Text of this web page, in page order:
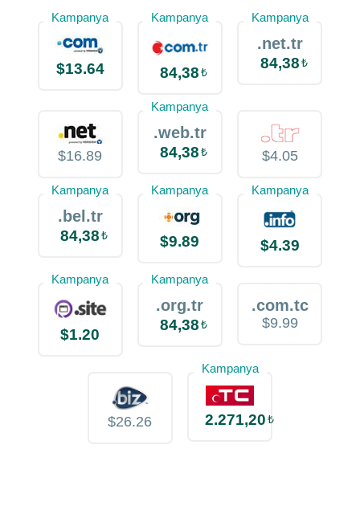
Kampanya
$13.64
Kampanya
₺
84,38
Kampanya
.net.tr
₺
84,38
$16.89
Kampanya
.web.tr
₺
84,38 $4.05
Kampanya
.bel.tr
₺
84,38
Kampanya
$9.89
Kampanya
$4.39
Kampanya
$1.20
Kampanya
.org.tr
₺
84,38
.com.tc
$9.99
$26.26
Kampanya
₺
2.271,20